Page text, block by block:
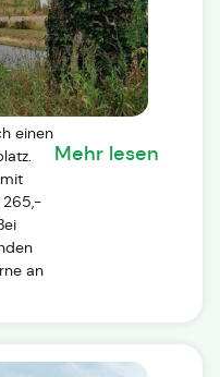
einen
265,-
an
Mehr lesen